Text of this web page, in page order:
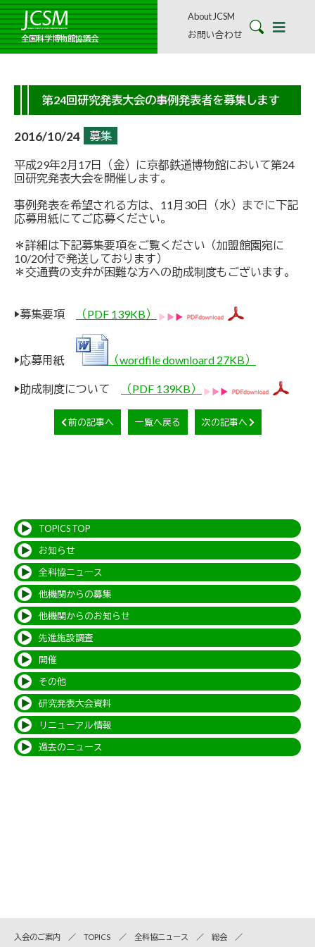
全国科学博物館協議会
About JCSM
お問い合わせ
第24回研究発表大会の事例発表者を募集します
2016/10/24 募集
平成29年2月17日（金）に京都鉄道博物館において第24
回研究発表大会を開催します。
事例発表を希望される方は、11月30日（水）までに下記
応募用紙にてご応募ください。
＊詳細は下記募集要項をご覧ください（加盟館園宛に
10/20付で発送しております）
＊交通費の支弁が困難な方への助成制度もございます。
▶募集要項 （PDF 139KB）
▶応募用紙 （wordfile downloard 27KB）
▶助成制度について （PDF 139KB）
前の記事へ 一覧へ戻る 次の記事へ
TOPICS TOP
お知らせ
全科協ニュース
他機関からの募集
他機関からのお知らせ
先進施設調査
開催
その他
研究発表大会資料
リニューアル情報
過去のニュース
入会のご案内 TOPICS 全科協ニュース 総会